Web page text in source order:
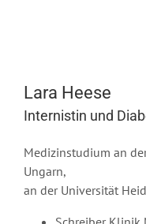
Lara Heese
Internistin und
Medizinstudium an
Ungarn,
an der Universität